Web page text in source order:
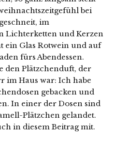
bei
im
Lichterketten und Kerzen
ein Glas Rotwein und auf
fürs Abendessen.
den Plätzchenduft, der
im Haus war: Ich habe
gebacken und
In einer der Dosen sind
Plätzchen gelandet.
in diesem Beitrag mit.